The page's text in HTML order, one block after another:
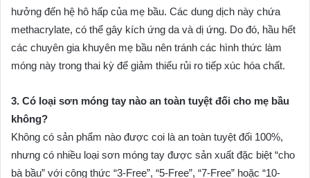
hưởng đến hệ hô hấp của mẹ bầu. Các dung dịch này chứa
methacrylate, có thể gây kích ứng da và dị ứng. Do đó, hầu hết
các chuyên gia khuyên mẹ bầu nên tránh các hình thức làm
móng này trong thai kỳ để giảm thiểu rủi ro tiếp xúc hóa chất.
3. Có loại sơn móng tay nào an toàn tuyệt đối cho mẹ bầu
không?
Không có sản phẩm nào được coi là an toàn tuyệt đối 100%,
nhưng có nhiều loại sơn móng tay được sản xuất đặc biệt “cho
bà bầu” với công thức “3-Free”, “5-Free”, “7-Free” hoặc “10-